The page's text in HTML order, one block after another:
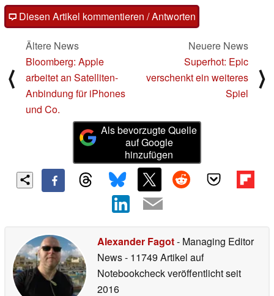
Diesen Artikel kommentieren / Antworten
⟨
Ältere News
Bloomberg: Apple
arbeitet an Satelliten-
Anbindung für iPhones
und Co.
Neuere News
Superhot: Epic
verschenkt ein weiteres
Spiel
⟩
Als bevorzugte Quelle
auf Google
hinzufügen
Alexander Fagot- Managing Editor
News- 11749 Artikel auf
Notebookcheck veröffentlichtseit
2016